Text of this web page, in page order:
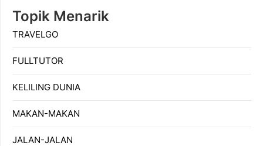
Topik Menarik
TRAVELGO
FULLTUTOR
KELILING DUNIA
MAKAN-MAKAN
JALAN-JALAN